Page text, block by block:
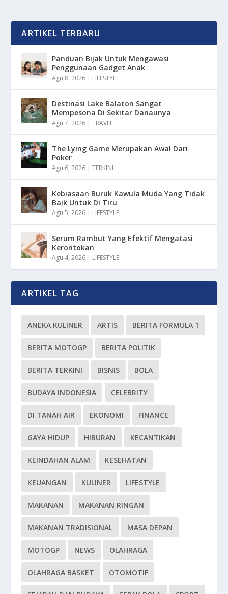
ARTIKEL TERBARU
Panduan Bijak Untuk Mengawasi
Penggunaan Gadget Anak
Agu 8, 2026 | LIFESTYLE
Destinasi Lake Balaton Sangat
Mempesona Di Sekitar Danaunya
Agu 7, 2026 |TRAVEL
The Lying Game Merupakan Awal Dari
Poker
Agu 6, 2026 |TERKINI
Kebiasaan Buruk Kawula Muda Yang Tidak
Baik Untuk Di Tiru
Agu 5, 2026 | LIFESTYLE
Serum Rambut Yang Efektif Mengatasi
Kerontokan
Agu 4, 2026 | LIFESTYLE
ARTIKEL TAG
ANEKA KULINER ARTIS BERITA FORMULA 1
BERITA MOTOGP BERITA POLITIK
BERITA TERKINI BISNIS BOLA
BUDAYA INDONESIA CELEBRITY
DI TANAH AIR EKONOMI FINANCE
GAYA HIDUP HIBURAN KECANTIKAN
KEINDAHAN ALAM KESEHATAN
KEUANGAN KULINER LIFESTYLE
MAKANAN MAKANAN RINGAN
MAKANAN TRADISIONAL MASA DEPAN
MOTOGP NEWS OLAHRAGA
OLAHRAGA BASKET OTOMOTIF